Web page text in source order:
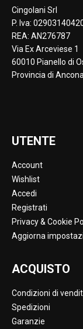
Cingolani Srl
P. Iva:
REA: AN276787
Via Ex Arceviese 1
60010 Pianello di
Provincia di
UTENTE
Account
Wishlist
Accedi
Registrati
Privacy & Cookie
Aggiorna
ACQUISTO
Condizioni di
Spedizioni
Garanzie